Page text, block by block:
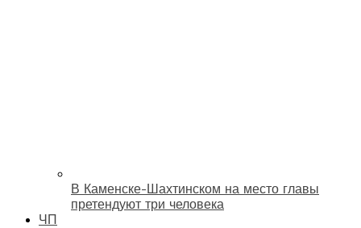
В Каменске-Шахтинском на место главы
претендуют три человека
ЧП